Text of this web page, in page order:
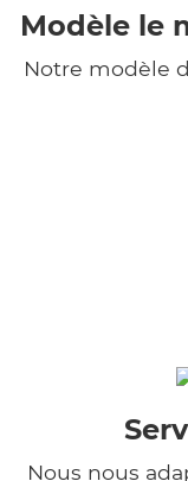
Modèle le
Notre modèle
Nous nous